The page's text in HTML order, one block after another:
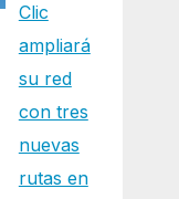
Clic
ampliará
su red
con tres
nuevas
rutas en